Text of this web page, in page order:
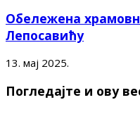
Обележена
Лепосавићу
13. мај 2025.
Погледајте и ову